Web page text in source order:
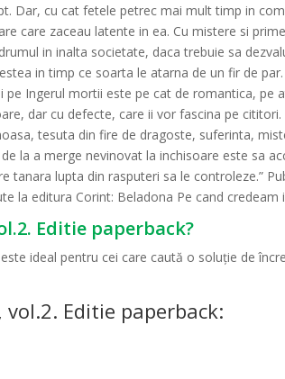
Dar, cu cat fetele petrec mai mult timp in
care zaceau latente in ea. Cu mistere si
in inalta societate, daca trebuie sa
in timp ce soarta le atarna de un fir de
Ingerul mortii este pe cat de romantica, pe
dar cu defecte, care ii vor fascina pe
tesuta din fire de dragoste, suferinta,
la a merge nevinovat la inchisoare este sa
lupta din rasputeri sa le controleze.”
editura Corint: Beladona Pe cand credeam
Editie paperback?
este ideal pentru cei care caută o soluție de
Editie paperback: